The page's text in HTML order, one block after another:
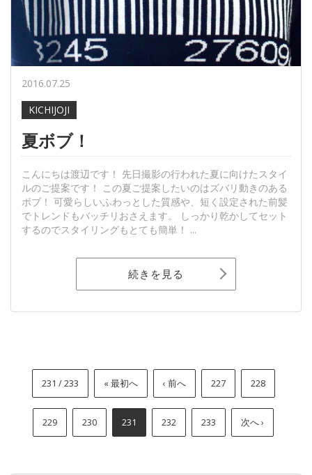
2016.07.25
KICHIJOJI
夏ボブ！
こんにちは渡辺です！ 先日撮影の行われた夏に向けたスタイ
ルのご提案です！ この夏ご提案したいのはズバリ動きのある
ボブ！ 可愛らしいふわっとした質感や、短く設定された前髪
でトレンドもバッチリおさえます。 しっかり乾かしてセット
するのでスタイリングもとても簡単！ ...
続きを見る
231 / 233 « 最初へ ‹ 前へ 227 228
229 230 231 232 233 次へ ›